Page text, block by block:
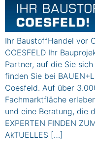
Ihr BaustoffHandel vor
COESFELD Ihr
Partner, auf die Sie
finden Sie bei
Coesfeld. Auf über
Fachmarktfläche
und eine Beratung, die
EXPERTEN FINDEN
AkTUELLES […]